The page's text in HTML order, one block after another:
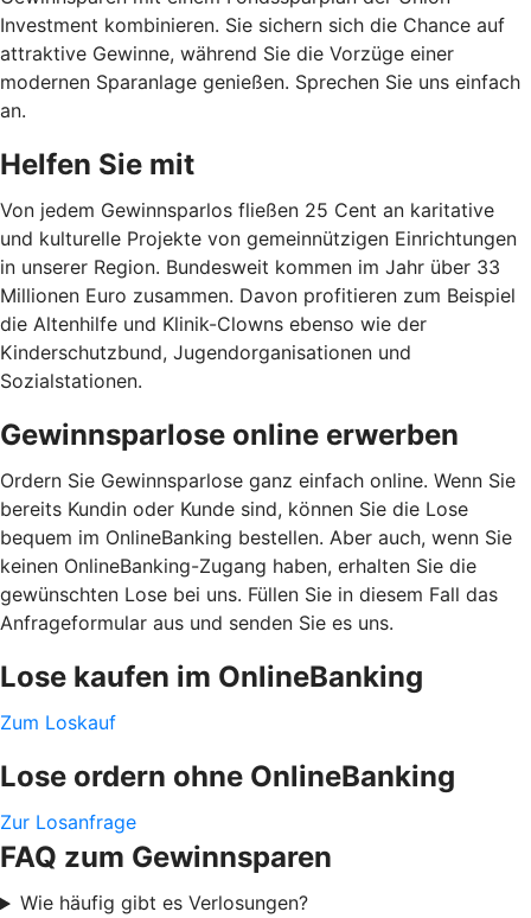
Investment kombinieren. Sie sichern sich die Chance auf
attraktive Gewinne, während Sie die Vorzüge einer
modernen Sparanlage genießen. Sprechen Sie uns einfach
an.
Helfen Sie mit
Von jedem Gewinnsparlos fließen 25 Cent an karitative
und kulturelle Projekte von gemeinnützigen Einrichtungen
in unserer Region. Bundesweit kommen im Jahr über 33
Millionen Euro zusammen. Davon profitieren zum Beispiel
die Altenhilfe und Klinik-Clowns ebenso wie der
Kinderschutzbund, Jugendorganisationen und
Sozialstationen.
Gewinnsparlose online erwerben
Ordern Sie Gewinnsparlose ganz einfach online. Wenn Sie
bereits Kundin oder Kunde sind, können Sie die Lose
bequem im OnlineBanking bestellen. Aber auch, wenn Sie
keinen OnlineBanking-Zugang haben, erhalten Sie die
gewünschten Lose bei uns. Füllen Sie in diesem Fall das
Anfrageformular aus und senden Sie es uns.
Lose kaufen im OnlineBanking
Zum Loskauf
Lose ordern ohne OnlineBanking
Zur Losanfrage
FAQ zum Gewinnsparen
Wie häufig gibt es Verlosungen?